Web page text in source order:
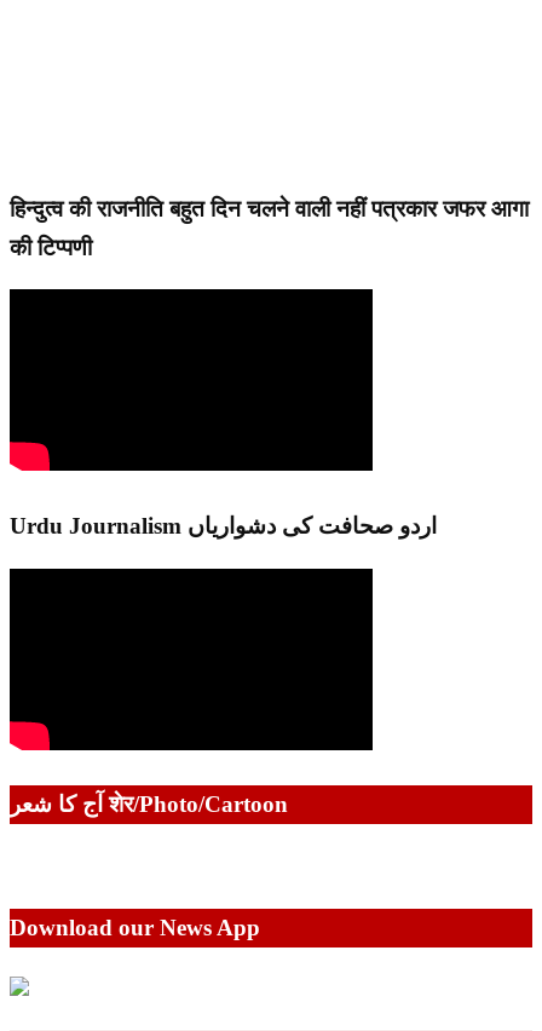
हिन्दुत्व की राजनीति बहुत दिन चलने वाली नहीं पत्रकार जफर आगा
की टिप्पणी
Urdu Journalism اردو صحافت کی دشواریاں
آج کا شعر शेर/Photo/Cartoon
Download our News App